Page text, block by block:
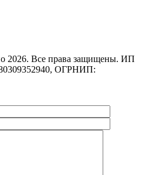
2026. Все права защищены. ИП
ОГРНИП: